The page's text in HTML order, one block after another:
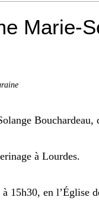
Marie-
Bouchardeau,
à Lourdes.
15h30, en l’Église